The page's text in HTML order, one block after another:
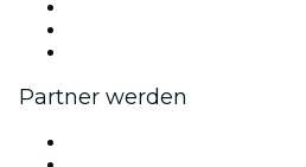
Partner werden